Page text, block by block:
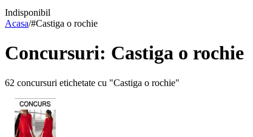
Indisponibil
Acasa/#Castiga o rochie
Concursuri: Castiga o rochie
62 concursuri etichetate cu "Castiga o rochie"